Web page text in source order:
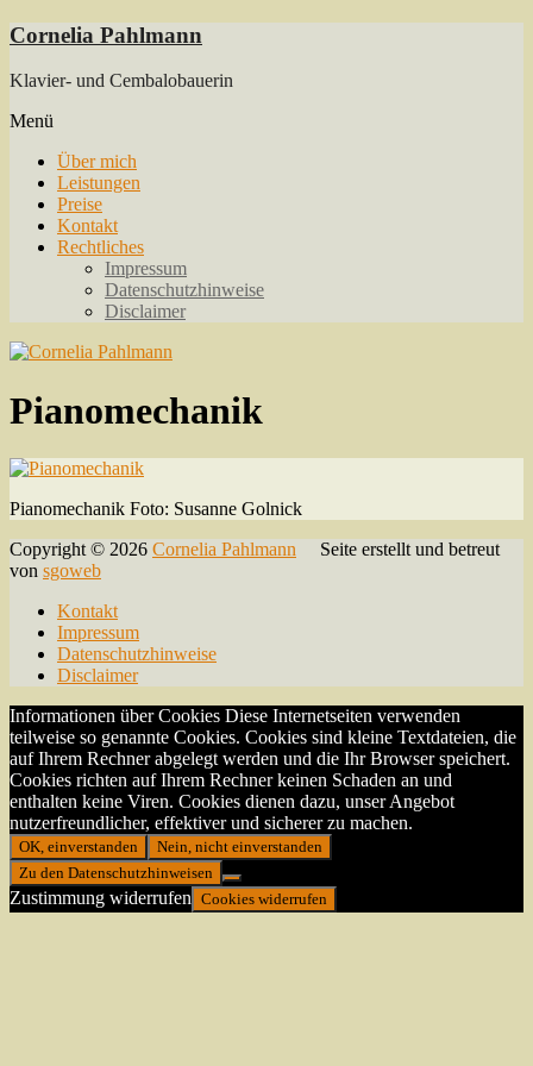
Skip
content
Cornelia Pahlmann
Klavier- und Cembalobauerin
Menü
Über mich
Leistungen
Preise
Kontakt
Rechtliches
Impressum
Datenschutzhinweise
Disclaimer
Pianomechanik
Pianomechanik Foto: Susanne Golnick
Copyright © 2026 Cornelia Pahlmann Seite erstellt und betreut
von sgoweb
Kontakt
Impressum
Datenschutzhinweise
Disclaimer
Informationen über Cookies Diese Internetseiten verwenden
teilweise so genannte Cookies. Cookies sind kleine Textdateien, die
auf Ihrem Rechner abgelegt werden und die Ihr Browser speichert.
Cookies richten auf Ihrem Rechner keinen Schaden an und
enthalten keine Viren. Cookies dienen dazu, unser Angebot
nutzerfreundlicher, effektiver und sicherer zu machen.
OK, einverstanden
Nein, nicht einverstanden
Zu den Datenschutzhinweisen
Zustimmung widerrufen Cookies widerrufen